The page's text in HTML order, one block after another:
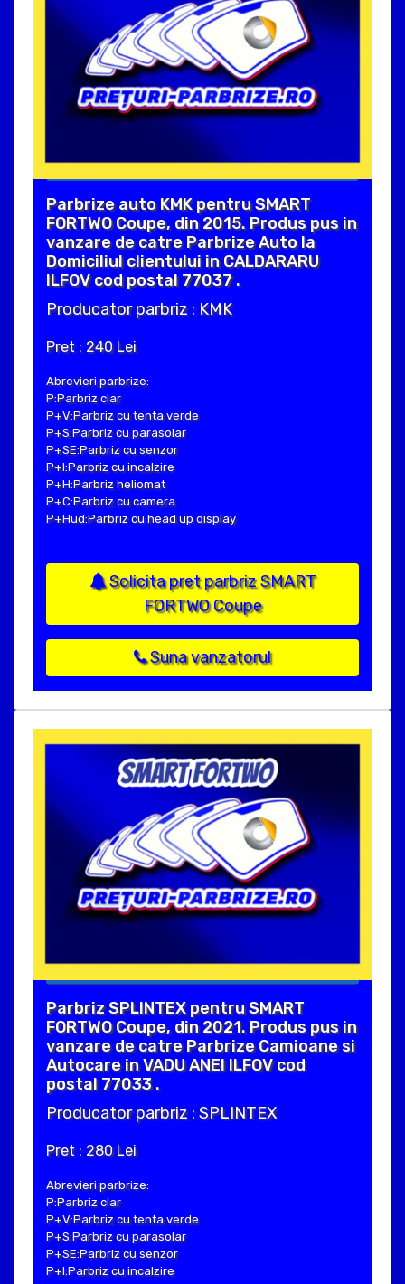
Parbrize auto KMK pentru SMART
FORTWO Coupe, din 2015. Produs pus in
vanzare de catre Parbrize Auto la
Domiciliul clientului in CALDARARU
ILFOV cod postal 77037 .
Producator parbriz : KMK
Pret : 240 Lei
Abrevieri parbrize:
P:Parbriz clar
P+V:Parbriz cu tenta verde
P+S:Parbriz cu parasolar
P+SE:Parbriz cu senzor
P+I:Parbriz cu incalzire
P+H:Parbriz heliomat
P+C:Parbriz cu camera
P+Hud:Parbriz cu head up display
Solicita pret parbriz SMART
FORTWO Coupe
Suna vanzatorul
Parbriz SPLINTEX pentru SMART
FORTWO Coupe, din 2021. Produs pus in
vanzare de catre Parbrize Camioane si
Autocare in VADU ANEI ILFOV cod
postal 77033 .
Producator parbriz : SPLINTEX
Pret : 280 Lei
Abrevieri parbrize:
P:Parbriz clar
P+V:Parbriz cu tenta verde
P+S:Parbriz cu parasolar
P+SE:Parbriz cu senzor
P+I:Parbriz cu incalzire